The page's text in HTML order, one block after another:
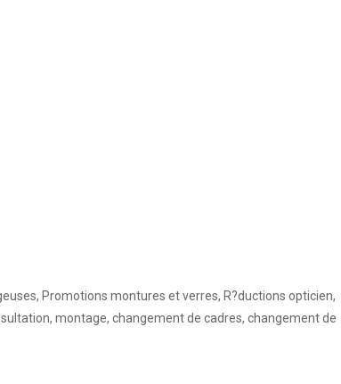
Promotions montures et verres, R?ductions opticien,
montage, changement de cadres, changement de